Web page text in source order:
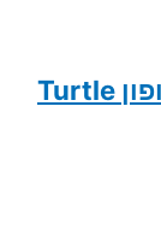
אוזניות גיימינג חוטיות עם מיקרופון Turtle